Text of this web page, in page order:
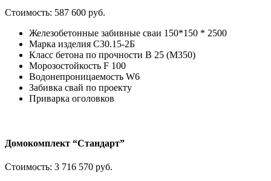
Стоимость: 587 600 руб.
Железобетонные забивные сваи 150*150 * 2500
Марка изделия С30.15-2Б
Класс бетона по прочности В 25 (М350)
Морозостойкость F 100
Водонепроницаемость W6
Забивка свай по проекту
Приварка оголовков
Домокомплект “Стандарт”
Стоимость: 3 716 570 руб.